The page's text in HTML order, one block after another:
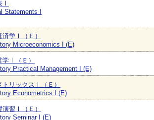
Ⅰ
Statements I
済学Ⅰ（Ｅ）
Microeconomics I (E)
学Ⅰ（Ｅ）
Practical Management I (E)
トリックスⅠ（Ｅ）
Econometrics I (E)
演習Ⅰ（Ｅ）
Seminar I (E)